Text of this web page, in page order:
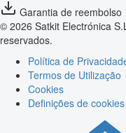
Garantia de reembolso
© 2026 Satkit Electrónica
reservados.
Política de
Termos de Utilização
Cookies
Definições de cookies